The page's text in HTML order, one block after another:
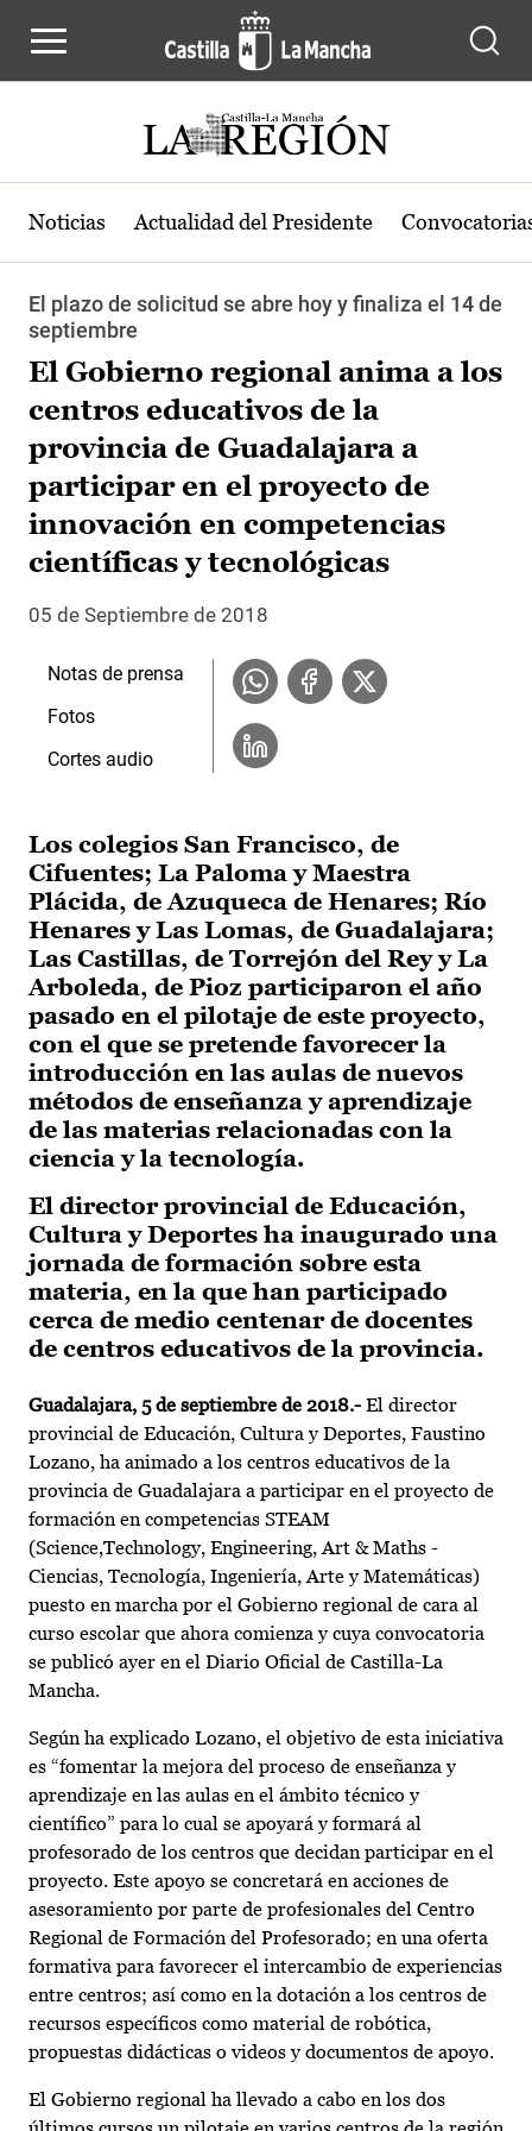
Noticias Actualidad del Presidente
El plazo de solicitud se abre hoy y finaliza el 14 de
septiembre
El Gobierno regional anima a los
centros educativos de la
provincia de Guadalajara a
participar en el proyecto de
innovación en competencias
científicas y tecnológicas
05 de Septiembre de 2018
Los colegios San Francisco, de
Cifuentes; La Paloma y Maestra
Plácida, de Azuqueca de Henares; Río
Henares y Las Lomas, de Guadalajara;
Las Castillas, de Torrejón del Rey y La
Arboleda, de Pioz participaron el año
pasado en el pilotaje de este proyecto,
con el que se pretende favorecer la
introducción en las aulas de nuevos
métodos de enseñanza y aprendizaje
de las materias relacionadas con la
ciencia y la tecnología.
El director provincial de Educación,
Cultura y Deportes ha inaugurado una
jornada de formación sobre esta
materia, en la que han participado
cerca de medio centenar de docentes
de centros educativos de la provincia.
Guadalajara, 5 de septiembre de 2018.- El director
provincial de Educación, Cultura y Deportes, Faustino
Lozano, ha animado a los centros educativos de la
provincia de Guadalajara a participar en el proyecto de
formación en competencias STEAM
(Science,Technology, Engineering, Art & Maths -
Ciencias, Tecnología, Ingeniería, Arte y Matemáticas)
puesto en marcha por el Gobierno regional de cara al
curso escolar que ahora comienza y cuya convocatoria
se publicó ayer en el Diario Oficial de Castilla-La
Mancha.
Según ha explicado Lozano, el objetivo de esta iniciativa
es “fomentar la mejora del proceso de enseñanza y
aprendizaje en las aulas en el ámbito técnico y
científico” para lo cual se apoyará y formará al
profesorado de los centros que decidan participar en el
proyecto. Este apoyo se concretará en acciones de
asesoramiento por parte de profesionales del Centro
Regional de Formación del Profesorado; en una oferta
formativa para favorecer el intercambio de experiencias
entre centros; así como en la dotación a los centros de
recursos específicos como material de robótica,
propuestas didácticas o videos y documentos de apoyo.
El Gobierno regional ha llevado a cabo en los dos
Notas de prensa
Fotos
Cortes audio